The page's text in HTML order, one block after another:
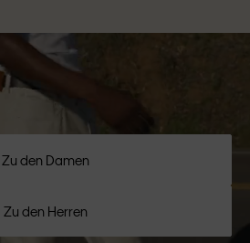
Zu den Damen
Zu den Herren